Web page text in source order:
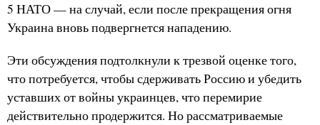
5 НАТО — на случай, если после прекращения огня
Украина вновь подвергнется нападению.
Эти обсуждения подтолкнули к трезвой оценке того,
что потребуется, чтобы сдерживать Россию и убедить
уставших от войны украинцев, что перемирие
действительно продержится. Но рассматриваемые